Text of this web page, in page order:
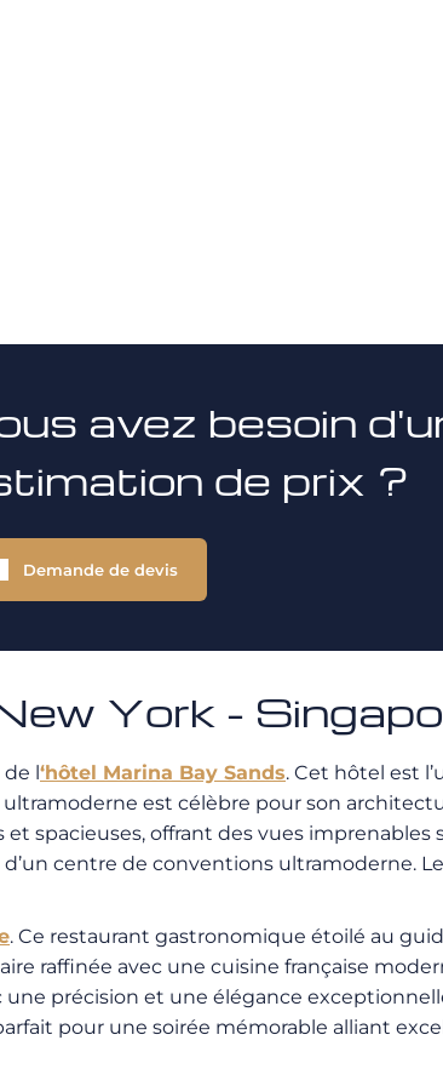
avez besoin
de prix ?
Demande de devis
York -
de l‘hôtel Marina Bay Sands. Cet hôtel est
est célèbre pour son
spacieuses, offrant des vues
centre de conventions ultramoderne.
. Ce restaurant gastronomique étoilé au
raffinée avec une cuisine française
précision et une élégance
pour une soirée mémorable alliant